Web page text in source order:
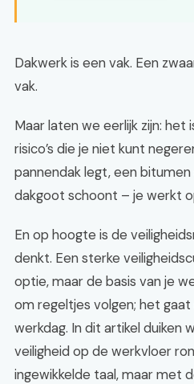
Dakwerk is een vak. Een
vak.
Maar laten we eerlijk zijn:
risico’s die je niet kunt
pannendak legt, een
dakgoot schoont – je werkt
En op hoogte is de
denkt. Een sterke
optie, maar de basis van je
om regeltjes volgen; het
werkdag. In dit artikel duiken
veiligheid op de werkvloer
ingewikkelde taal, maar met